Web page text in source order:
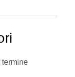
termine